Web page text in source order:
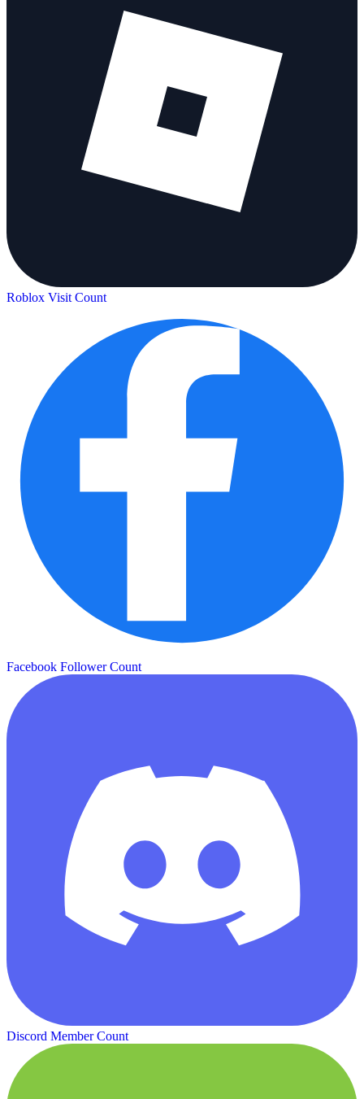
Roblox Visit Count
Facebook Follower Count
Discord Member Count